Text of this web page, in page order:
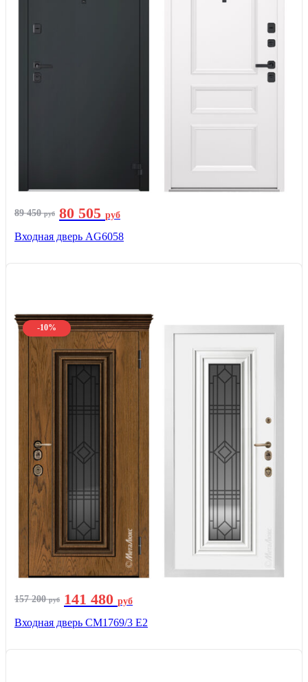
89 450руб 80 505 руб
Входная дверь AG6058
-10%
157 200руб 141 480 руб
Входная дверь СМ1769/3 Е2